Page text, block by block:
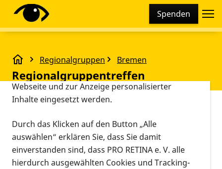
Spenden
Regionalgruppen Bremen
Regionalgruppentreffen
Regionalgruppentreffen
Informationen zum Termin
18.03.2024, 18:00
Uhr–20:00 Uhr
Veranstaltungsort
Restaurant Übersee,
Bahnhofsplatz 13, 28196
Bremen
Diese Webseite setzt verschiedene Cookies und
Tracking-Tools ein. Dies beinhaltet Cookies und
technisch notwendig sind, die zu statistischen
Zwecken sowie zur besseren Bedienbarkeit der
Webseite und zur Anzeige personalisierter
Inhalte eingesetzt werden.
Durch das Klicken auf den Button „Alle
auswählen“ erklären Sie, dass Sie damit
einverstanden sind, dass PRO RETINA e. V. alle
hierdurch ausgewählten Cookies und Tracking-